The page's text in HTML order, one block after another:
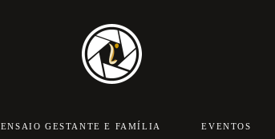
ENSAIO GESTANTE E FAMÍLIA EVENTOS